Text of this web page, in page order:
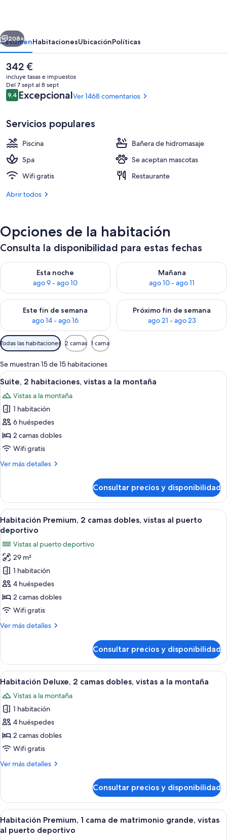
Patio
Siguiente
208+
ResumenHabitacionesUbicaciónPolíticas
El
precio
actual
es
de
342 €
incluye tasas e impuestos
Del 7 sept al 8 sept
Comentarios
9,49,4 de 10
ExcepcionalVer 1468 comentarios
Servicios populares
Piscina
Bañera de hidromasaje
Spa
Se aceptan mascotas
Wifi gratis
Restaurante
Abrir todos
Opciones de la habitación
Consulta la disponibilidad para estas fechas
Esta noche
ago 9 - ago 10
Consulta la disponibilidad para esta noche, ago 9 - ago 10
Mañana
ago 10 - ago 11
Consulta la disponibilidad
Este fin de semana
ago 14 - ago 16
Consulta la disponibilidad para este fin de semana, ago 14 -
Próximo fin de semana
ago 21 - ago 23
Consulta la disponibilidad
Filtros
disponibles
para
las
habitaciones
Todas las habitaciones 2 camas 1 cama
Se muestran 15 de 15 habitaciones
Abrir
todas
las
fotos
de
Suite,
2
vistas
montaña
Una sala de estar moderna con
9
Suite, 2 habitaciones, vistas a la montaña
Vistas a la montaña
1 habitación
6 huéspedes
2 camas dobles
Wifi gratis
Ver más detalles
Más
2
habitaciones,
vistas
a
montaña
Consultar precios y disponibilidad
Abrir
todas
las
fotos
de
Habitación
Premium,
2
camas
vistas
deportivo
Habitación de hotel con dos camas,
6
Habitación Premium, 2 camas dobles, vistas al puerto
deportivo
Vistas al puerto deportivo
29 m²
1 habitación
4 huéspedes
2 camas dobles
Wifi gratis
Ver más detalles
Más
Premium,
camas
vistas
al
puerto
deportivo
Consultar precios y disponibilidad
Abrir
todas
las
fotos
de
Habitación
Deluxe,
camas
a
la
montaña
Una marina con numerosos barcos
9
Habitación Deluxe, 2 camas dobles, vistas a la montaña
Vistas a la montaña
1 habitación
4 huéspedes
2 camas dobles
Wifi gratis
Ver más detalles
Más
Deluxe,
camas
dobles,
vistas
Consultar precios y disponibilidad
Abrir
todas
Habitación de hotel con una cama
9
Habitación Premium, 1 cama de matrimonio grande, vistas
al puerto deportivo